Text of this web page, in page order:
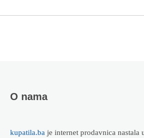
O nama
kupatila.ba je internet prodavnica nastala